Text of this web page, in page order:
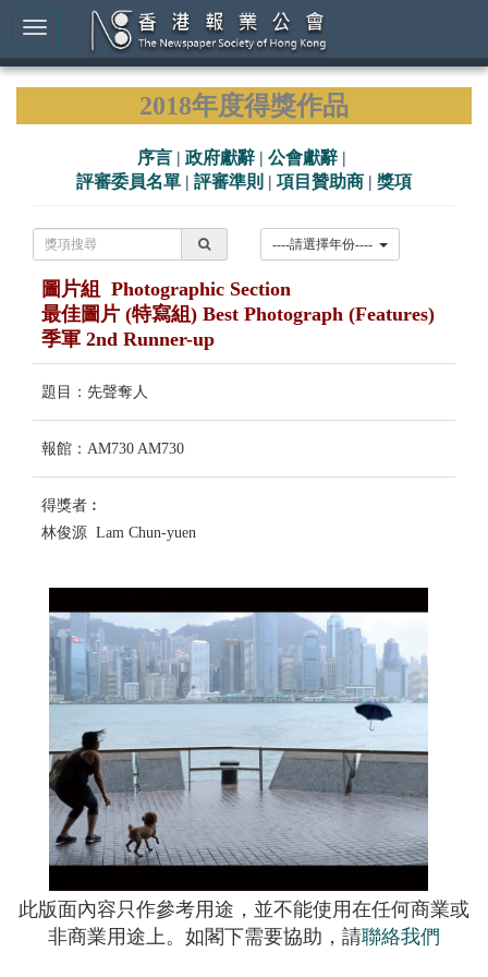
2018年度得獎作品
序言 | 政府獻辭 | 公會獻辭 |
評審委員名單 | 評審準則 | 項目贊助商 | 獎項
圖片組 Photographic Section
最佳圖片 (特寫組) Best Photograph (Features)
季軍 2nd Runner-up
題目：先聲奪人
報館：AM730 AM730
得獎者︰
林俊源 Lam Chun-yuen
此版面內容只作參考用途，並不能使用在任何商業或
非商業用途上。如閣下需要協助，請聯絡我們